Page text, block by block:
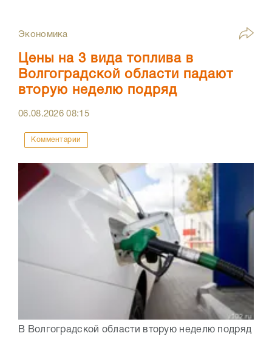
Экономика
Цены на 3 вида топлива в
Волгоградской области падают
вторую неделю подряд
06.08.202608:15
Комментарии
В Волгоградской области вторую неделю подряд